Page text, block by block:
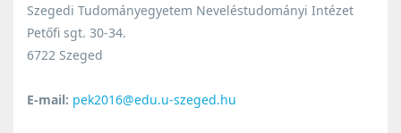
Szegedi Tudományegyetem Neveléstudományi Intézet
Petőfi sgt. 30-34.
6722 Szeged
E-mail: pek2016@edu.u-szeged.hu